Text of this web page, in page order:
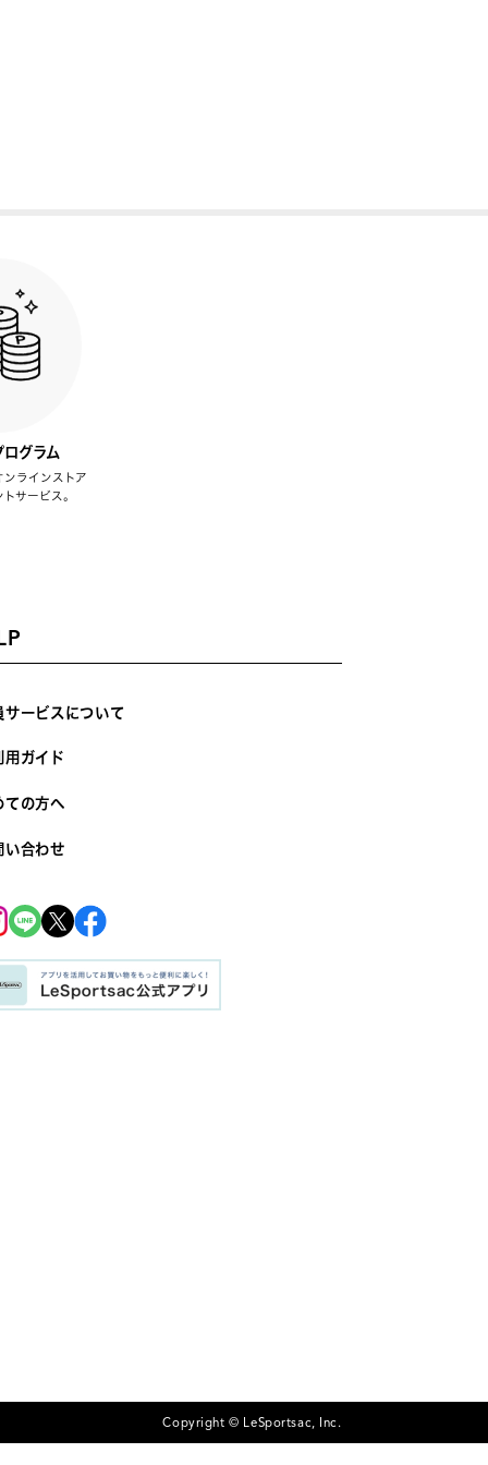
ログラム
ラインストア
サービス。
サービスについて
用ガイド
ての方へ
い合わせ
Copyright © LeSportsac, Inc.